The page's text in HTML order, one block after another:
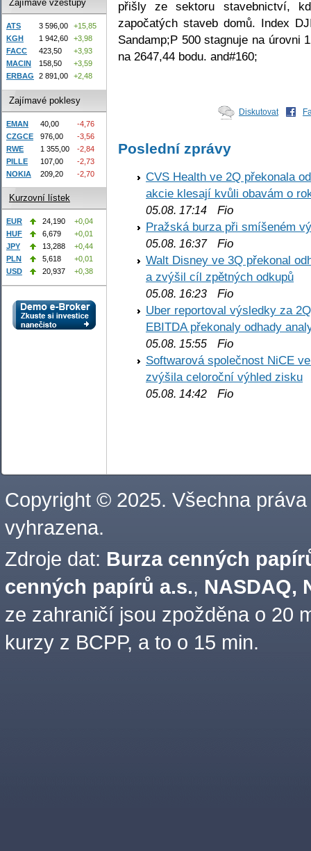
přišly ze sektoru stavebnictví,
započatých staveb domů. Index
Sandamp;P 500 stagnuje na úrovni
na 2647,44 bodu. and#160;
Diskutovat
Poslední zprávy
CVS Health ve 2Q překonala
akcie klesají kvůli obavám o
05.08. 17:14 Fio
Pražská burza při smíšeném
05.08. 16:37Fio
Walt Disney ve 3Q překonal
a zvýšil cíl zpětných odkupů
05.08. 16:23 Fio
Uber reportoval výsledky za
EBITDA překonaly odhady
05.08. 15:55 Fio
Softwarová společnost NiCE
zvýšila celoroční výhled zisku
05.08. 14:42 Fio
Zajímavé vzestupy
ATS 3 596,00
+15,85
KGH
1 942,60
+3,98
FACC
423,50
+3,93
MACIN
158,50
+3,59
ERBAG
2 891,00 +2,48
Zajímavé poklesy
EMAN 40,00
-4,76
CZGCE
976,00
-3,56
RWE
1 355,00
-2,84
PILLE
107,00
-2,73
NOKIA
209,20 -2,70
Kurzovní lístek
EUR 24,190
+0,04
HUF
6,679
+0,01
JPY
13,288
+0,44
PLN
5,618
+0,01
USD
20,937 +0,38
Copyright © 2025. Všechna práva
vyhrazena.
Zdroje dat: Burza cenných
cenných papírů a.s., NASDAQ,
ze zahraničí jsou zpožděna o 20
kurzy z BCPP, a to o 15 min.